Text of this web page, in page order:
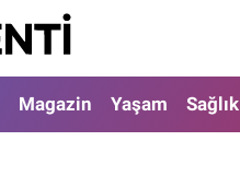
Magazin Yaşam Sağlık